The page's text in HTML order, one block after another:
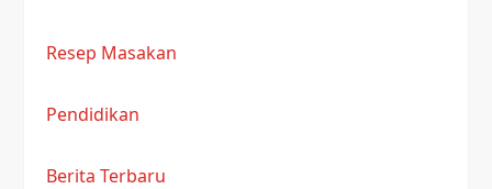
Resep Masakan
Pendidikan
Berita Terbaru